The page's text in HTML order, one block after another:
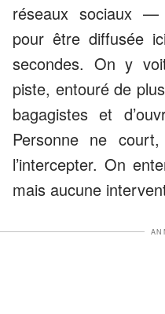
réseaux sociaux —
pour être diffusée
secondes. On y
piste, entouré de
bagagistes et
Personne ne
l’intercepter. On
mais aucune